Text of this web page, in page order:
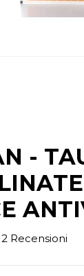
-
2 Recensioni